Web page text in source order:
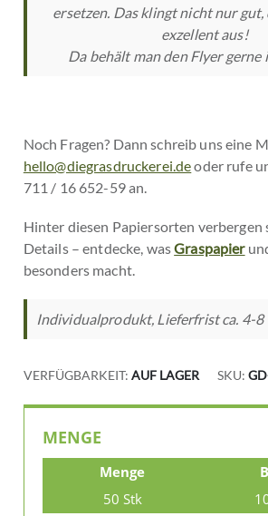
ersetzen. Das klingt nicht nur gut,
exzellent aus!
Da behält man den Flyer gerne
Noch Fragen? Dann schreib uns eine
hello@diegrasdruckerei.deoder rufe
711 / 16 652-59 an.
Hinter diesen Papiersorten verbergen
Details – entdecke, wasGraspapier
besonders macht.
Individualprodukt, Lieferfrist ca. 4-8
VERFÜGBARKEIT: AUF LAGER SKU
MENGE
Menge
50 Stk